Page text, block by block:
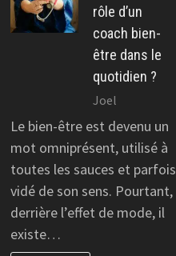
rôle d’un
coach bien-
être dans le
quotidien ?
Joel
Le bien-être est devenu un
mot omniprésent, utilisé à
toutes les sauces et parfois
vidé de son sens. Pourtant,
derrière l’effet de mode, il
existe…